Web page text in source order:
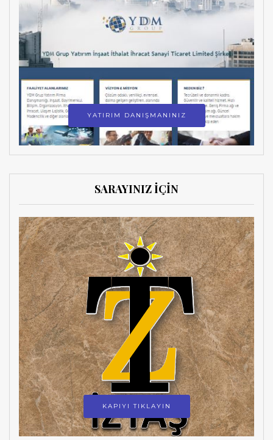
YATIRIM DANIŞMANINIZ
SARAYINIZ İÇİN
KAPIYI TIKLAYIN